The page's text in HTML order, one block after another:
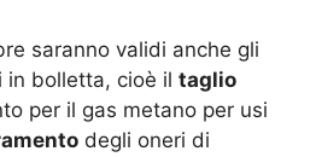
saranno validi anche gli
in bolletta, cioè il taglio
per il gas metano per usi
degli oneri di